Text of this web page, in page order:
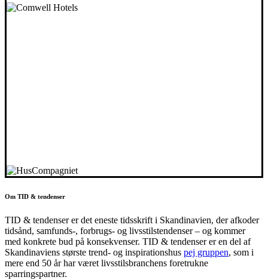
Om TID & tendenser
TID & tendenser er det eneste tidsskrift i Skandinavien, der afkoder
tidsånd, samfunds-, forbrugs- og livsstilstendenser – og kommer
med konkrete bud på konsekvenser. TID & tendenser er en del af
Skandinaviens største trend- og inspirationshus pej gruppen, som i
mere end 50 år har været livsstilsbranchens foretrukne
sparringspartner.